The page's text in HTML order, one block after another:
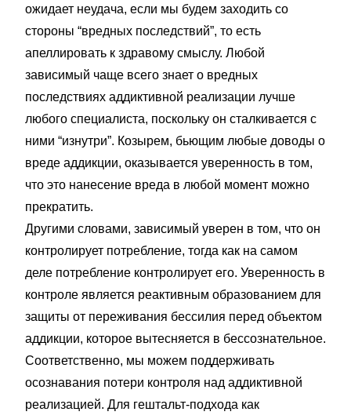
ожидает неудача, если мы будем заходить со
стороны “вредных последствий”, то есть
апеллировать к здравому смыслу. Любой
зависимый чаще всего знает о вредных
последствиях аддиктивной реализации лучше
любого специалиста, поскольку он сталкивается с
ними “изнутри”. Козырем, бьющим любые доводы о
вреде аддикции, оказывается уверенность в том,
что это нанесение вреда в любой момент можно
прекратить.
Другими словами, зависимый уверен в том, что он
контролирует потребление, тогда как на самом
деле потребление контролирует его. Уверенность в
контроле является реактивным образованием для
защиты от переживания бессилия перед объектом
аддикции, которое вытесняется в бессознательное.
Соответственно, мы можем поддерживать
осознавания потери контроля над аддиктивной
реализацией. Для гештальт-подхода как